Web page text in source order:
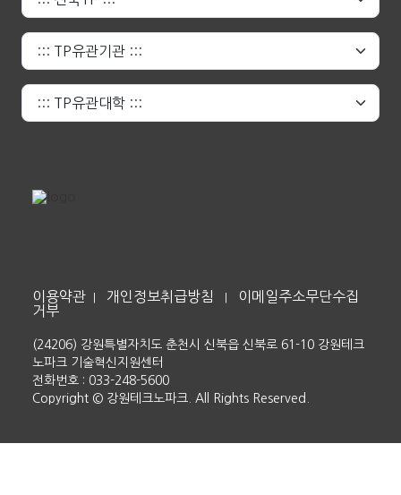
이용약관 개인정보취급방침
이메일주소무단수집
거부
(24206) 강원특별자치도 춘천시 신북읍 신북로 61-10 강원테크
노파크 기술혁신지원센터
전화번호 : 033-248-5600
Copyright © 강원테크노파크. All Rights Reserved.